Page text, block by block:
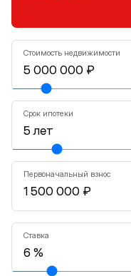
Стоимость недвижимости
Срок ипотеки
Первоначальный взнос
Ставка